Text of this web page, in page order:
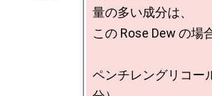
量の多い成分は、
この Rose Dew の場
ペンチレングリコー